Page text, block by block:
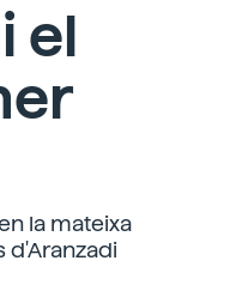
el
la mateixa
d'Aranzadi